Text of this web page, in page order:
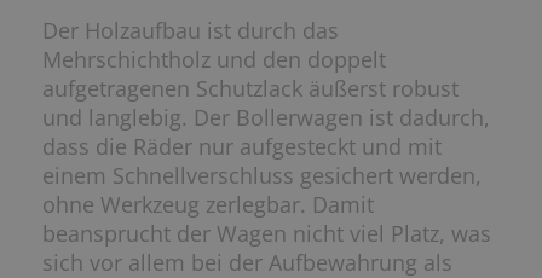
Der Holzaufbau ist durch das
Mehrschichtholz und den doppelt
aufgetragenen Schutzlack äußerst robust
und langlebig. Der Bollerwagen ist dadurch,
dass die Räder nur aufgesteckt und mit
einem Schnellverschluss gesichert werden,
ohne Werkzeug zerlegbar. Damit
beansprucht der Wagen nicht viel Platz, was
sich vor allem bei der Aufbewahrung als